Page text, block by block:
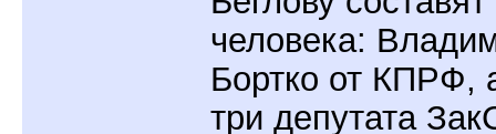
человека:
Бортко от КПРФ,
три депутата